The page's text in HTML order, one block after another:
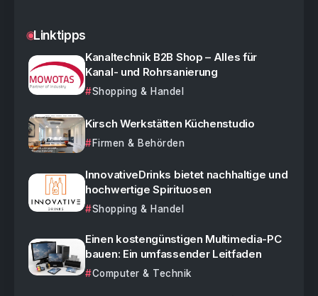
Linktipps
Kanaltechnik B2B Shop – Alles für
Kanal- und Rohrsanierung
Shopping & Handel
Kirsch Werkstätten Küchenstudio
Firmen & Behörden
InnovativeDrinks bietet nachhaltige und
hochwertige Spirituosen
Shopping & Handel
Einen kostengünstigen Multimedia-PC
bauen: Ein umfassender Leitfaden
Computer & Technik